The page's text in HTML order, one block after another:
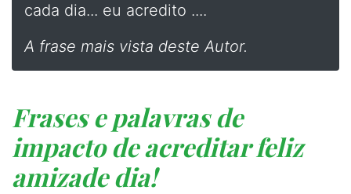
cada dia... eu acredito ....
A frase mais vista deste Autor.
Frases e palavras de
impacto de acreditar feliz
amizade dia!